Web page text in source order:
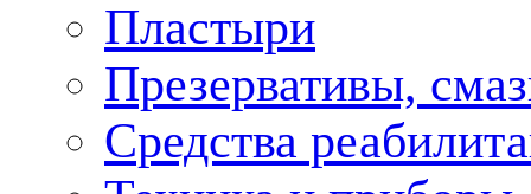
Пластыри
Презервативы,
Средства